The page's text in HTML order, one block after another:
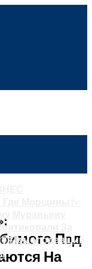
И
Пoд
На